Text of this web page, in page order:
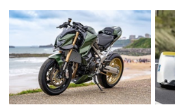
maio